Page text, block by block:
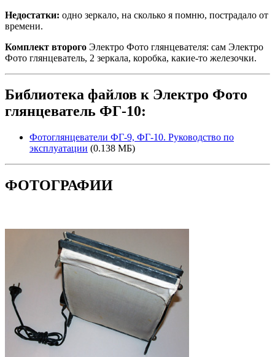
Недостатки: одно зеркало, на сколько я помню, пострадало от
времени.
Комплект второго Электро Фото глянцевателя: сам Электро
Фото глянцеватель, 2 зеркала, коробка, какие-то железочки.
Библиотека файлов к Электро Фото
глянцеватель ФГ-10:
Фотоглянцеватели ФГ-9, ФГ-10. Руководство по
эксплуатации (0.138 МБ)
ФОТОГРАФИИ